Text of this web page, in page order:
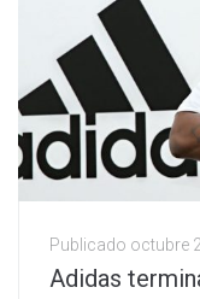
Publicado octubre
Adidas